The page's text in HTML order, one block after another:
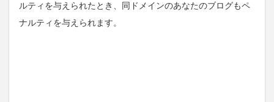
ルティを与えられたとき、同ドメインのあなたのブログもペ
ナルティを与えられます。